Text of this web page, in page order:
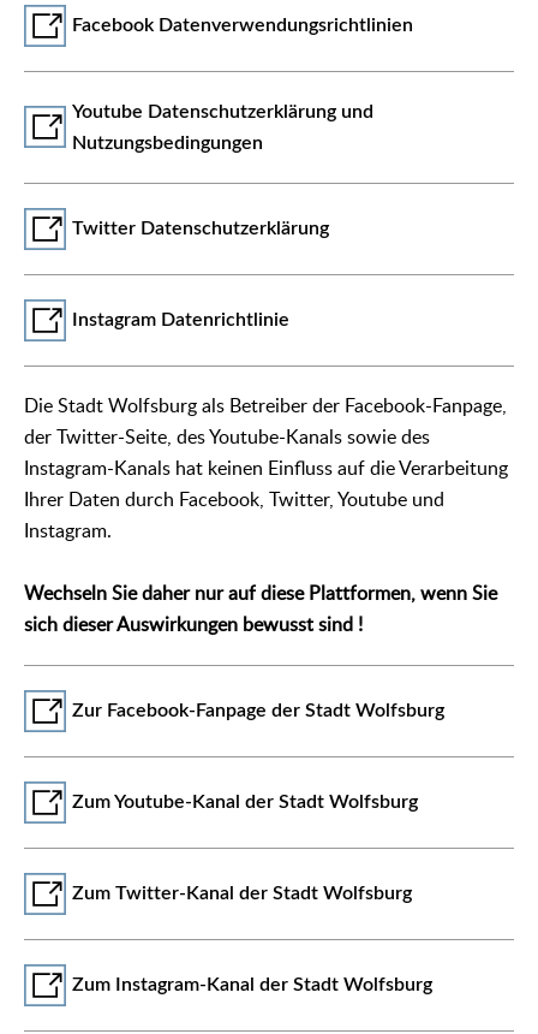
Facebook Datenverwendungsrichtlinien
Youtube Datenschutzerklärung und
Nutzungsbedingungen
Twitter Datenschutzerklärung
Instagram Datenrichtlinie
Die Stadt Wolfsburg als Betreiber der Facebook-Fanpage,
der Twitter-Seite, des Youtube-Kanals sowie des
Instagram-Kanals hat keinen Einfluss auf die Verarbeitung
Ihrer Daten durch Facebook, Twitter, Youtube und
Instagram.
Wechseln Sie daher nur auf diese Plattformen, wenn Sie
sich dieser Auswirkungen bewusst sind !
Zur Facebook-Fanpage der Stadt Wolfsburg
Zum Youtube-Kanal der Stadt Wolfsburg
Zum Twitter-Kanal der Stadt Wolfsburg
Zum Instagram-Kanal der Stadt Wolfsburg